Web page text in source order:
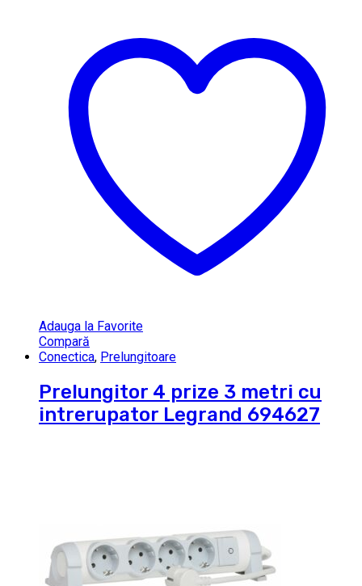
Adauga la Favorite
Compară
Conectica, Prelungitoare
Prelungitor 4 prize 3 metri cu
intrerupator Legrand 694627